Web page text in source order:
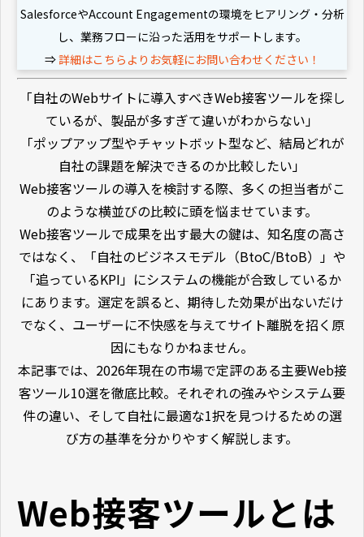
SalesforceやAccount Engagementの環境をヒアリング・分析
し、業務フローに沿った活用をサポートします。
⇒詳細はこちらよりお気軽にお問い合わせください！
「自社のWebサイトに導入すべきWeb接客ツールを探し
ているが、製品が多すぎて違いがわからない」
「ポップアップ型やチャットボット型など、結局どれが
自社の課題を解決できるのか比較したい」
Web接客ツールの導入を検討する際、多くの担当者がこ
のような横並びの比較に頭を悩ませています。
Web接客ツールで成果を出す最大の鍵は、知名度の高さ
ではなく、「自社のビジネスモデル（BtoC/BtoB）」や
「追っているKPI」にシステムの機能が合致しているか
にあります。選定を誤ると、期待した効果が出ないだけ
でなく、ユーザーに不快感を与えてサイト離脱を招く原
因にもなりかねません。
本記事では、2026年現在の市場で定評のある主要Web接
客ツール10選を徹底比較。それぞれの強みやシステム要
件の違い、そして自社に最適な1択を見つけるための選
び方の基準を分かりやすく解説します。
Web接客ツールとは